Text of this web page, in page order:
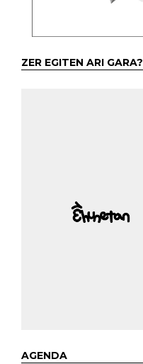
ZER EGITEN ARI GARA?
AGENDA